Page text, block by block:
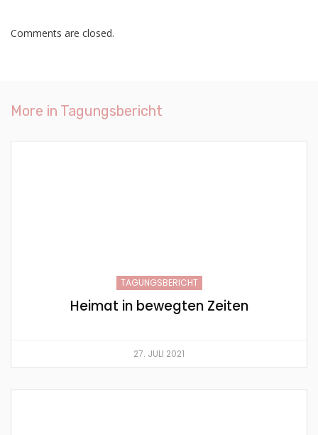
Comments are closed.
More in Tagungsbericht
TAGUNGSBERICHT
Heimat in bewegten Zeiten
27. JULI 2021